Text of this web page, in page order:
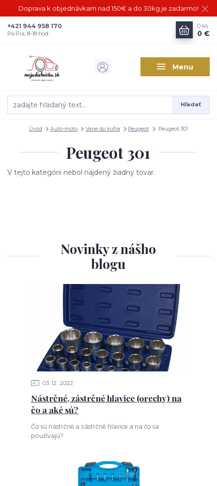
Doprava k objednávkam nad 150€ a do 30kg je zadarmo!
Menu
Hľadať
+421 944 958 170
Po-Pia, 8-18 hod.
0 ks
0 €
Úvod Auto-moto Vane do kufra Peugeot Peugeot 301
Peugeot 301
V tejto kategórii nebol nájdený žiadny tovar.
Novinky z nášho
blogu
03 12 2022
Nástrčné, zástrčné hlavice (orechy) na
čo a aké sú?
Čo sú nástrčné a zástrčné hlavice a na čo sa
používajú?